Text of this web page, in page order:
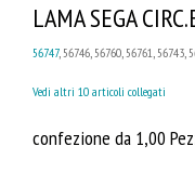
LAMA SEGA
56747, 56746, 56760, 56761, 56743,
Vedi altri 10 articoli collegati
confezione da 1,00